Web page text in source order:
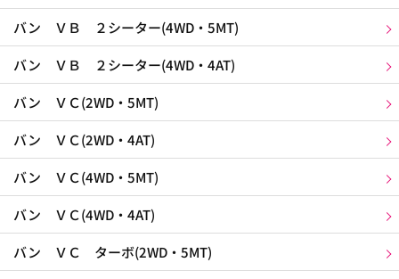
バン ＶＢ ２シーター(4WD・5MT)
バン ＶＢ ２シーター(4WD・4AT)
バン ＶＣ(2WD・5MT)
バン ＶＣ(2WD・4AT)
バン ＶＣ(4WD・5MT)
バン ＶＣ(4WD・4AT)
バン ＶＣ ターボ(2WD・5MT)